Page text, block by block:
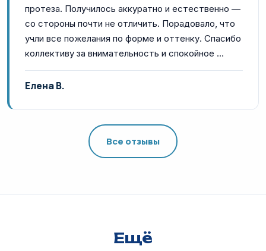
протеза. Получилось аккуратно и естественно —
со стороны почти не отличить. Порадовало, что
учли все пожелания по форме и оттенку. Спасибо
коллективу за внимательность и спокойное …
Елена В.
Все отзывы
Ещё